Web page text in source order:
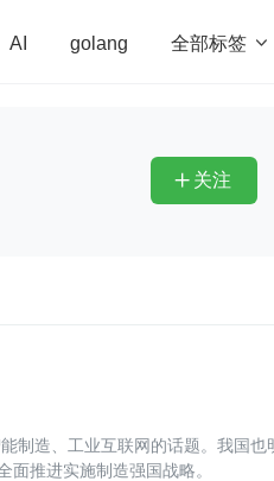
AI golang 全部标签 
redis
 关注
制造、工业互联网的话题。我国也
推进实施制造强国战略。